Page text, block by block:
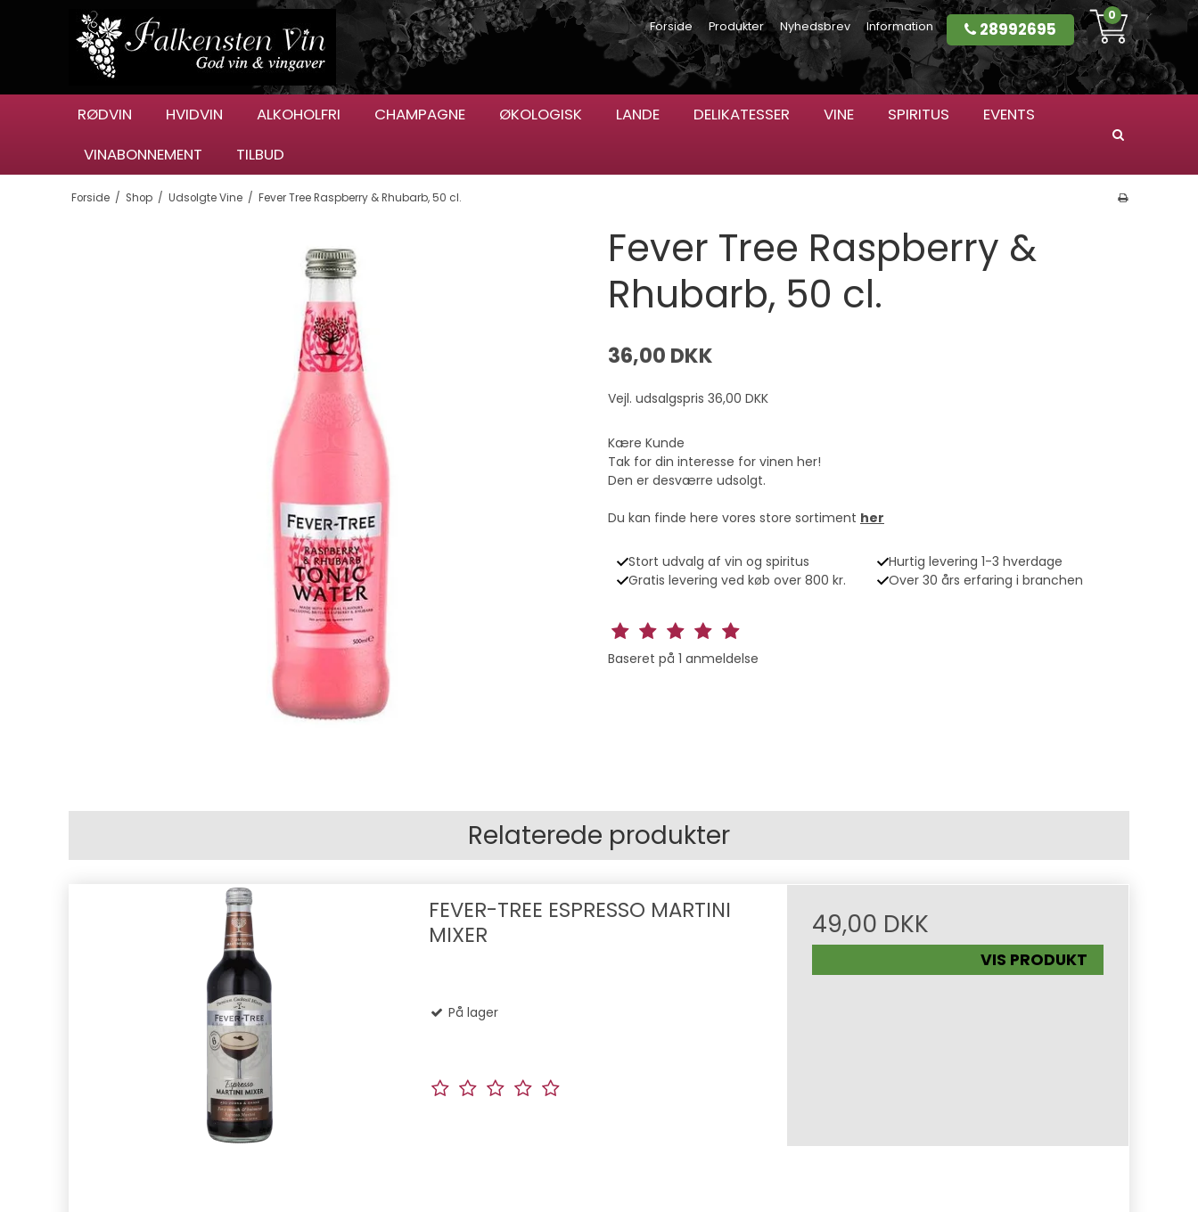
Forside Produkter Nyhedsbrev Information 28992695
0
RØDVIN HVIDVIN ALKOHOLFRI CHAMPAGNE ØKOLOGISK LANDE DELIKATESSER VINE SPIRITUS
EVENTS
VINABONNEMENT
TILBUD
Forside / Shop / Udsolgte Vine / Fever Tree Raspberry & Rhubarb, 50 cl.
Fever Tree Raspberry &
Rhubarb, 50 cl.
36,00 DKK
Vejl. udsalgspris 36,00 DKK
Kære Kunde
Tak for din interesse for vinen her!
Den er desværre udsolgt.
Du kan finde here vores store sortiment her
Stort udvalg af vin og spiritus
Hurtig levering 1-3 hverdage
Gratis levering ved køb over 800 kr.
Over 30 års erfaring i branchen
Baseret på 1 anmeldelse
Relaterede produkter
FEVER-TREE ESPRESSO MARTINI
MIXER
På lager
49,00 DKK
VIS PRODUKT